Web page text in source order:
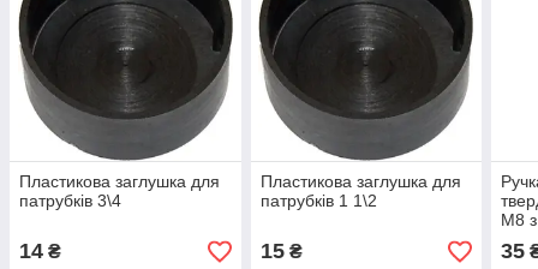
Пластикова заглушка для
патрубків 3\4
14 ₴
Пластикова заглушка для
патрубків 1 1\2
15₴
M8
35